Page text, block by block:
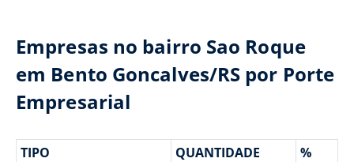
Empresas no bairro Sao Roque
em Bento Goncalves/RS por Porte
Empresarial
TIPO QUANTIDADE %